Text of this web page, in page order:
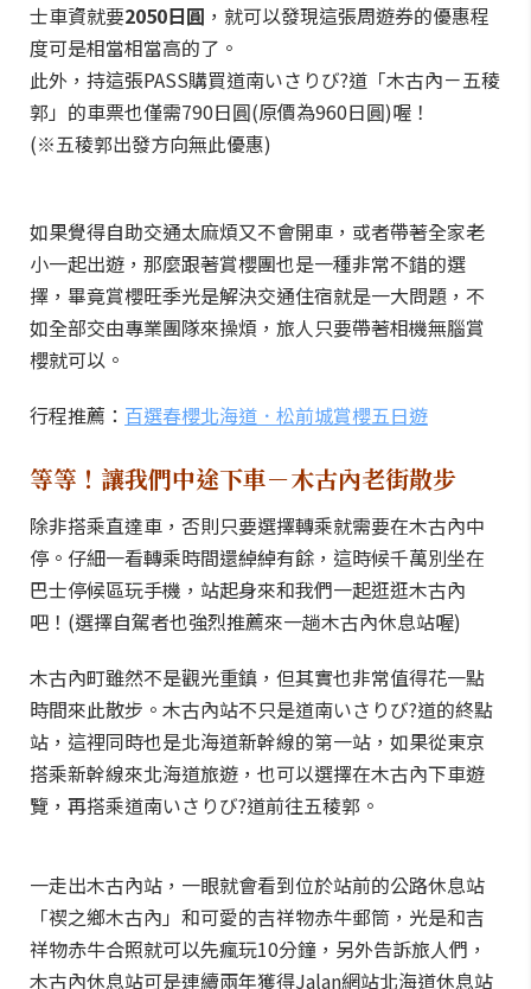
士車資就要2050日圓 ，就可以發現這張周遊券的優惠程
度可是相當相當高的了。
此外，持這張PASS購買道南いさりび?道「木古內－五稜
郭」的車票也僅需790日圓(原價為960日圓)喔！
(※五稜郭出發方向無此優惠)
如果覺得自助交通太麻煩又不會開車，或者帶著全家老
小一起出遊，那麼跟著賞櫻團也是一種非常不錯的選
擇，畢竟賞櫻旺季光是解決交通住宿就是一大問題，不
如全部交由專業團隊來操煩，旅人只要帶著相機無腦賞
櫻就可以。
行程推薦： 百選春櫻北海道．松前城賞櫻五日遊
等等！讓我們中途下車－木古內老街散步
除非搭乘直達車，否則只要選擇轉乘就需要在木古內中
停。仔細一看轉乘時間還綽綽有餘，這時候千萬別坐在
巴士停候區玩手機，站起身來和我們一起逛逛木古內
吧！(選擇自駕者也強烈推薦來一趟木古內休息站喔)
木古內町雖然不是觀光重鎮，但其實也非常值得花一點
時間來此散步。木古內站不只是道南いさりび?道的終點
站，這裡同時也是北海道新幹線的第一站，如果從東京
搭乘新幹線來北海道旅遊，也可以選擇在木古內下車遊
覽，再搭乘道南いさりび?道前往五稜郭。
一走出木古內站，一眼就會看到位於站前的公路休息站
「禊之鄉木古內」和可愛的吉祥物赤牛郵筒，光是和吉
祥物赤牛合照就可以先瘋玩10分鐘，另外告訴旅人們，
木古內休息站可是連續兩年獲得Jalan網站北海道休息站